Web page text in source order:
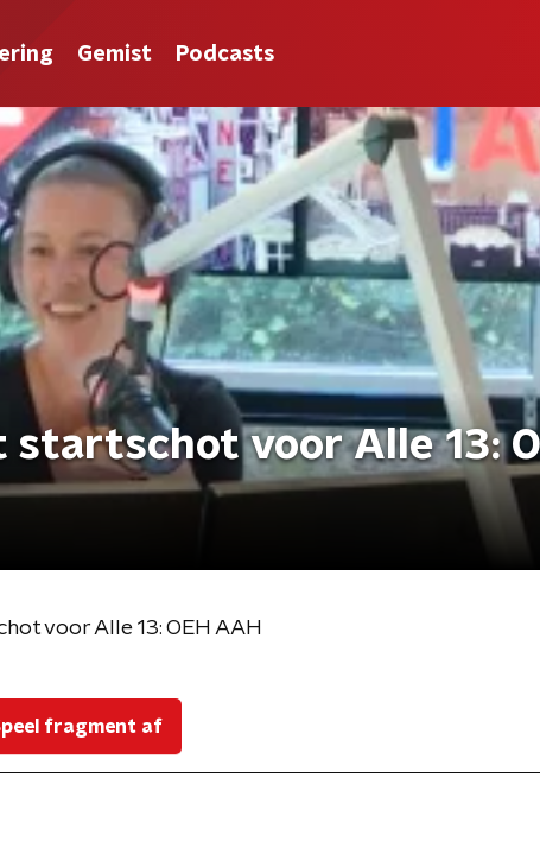
Gemist Podcasts
voor Alle 13:
voor Alle 13: OEH AAH
fragment af